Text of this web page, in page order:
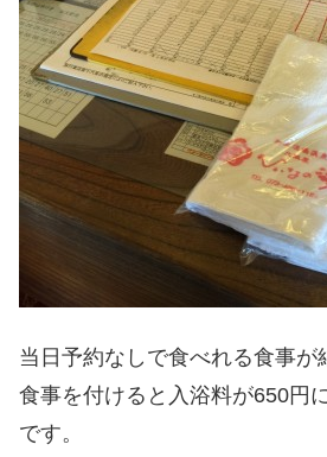
当日予約なしで食べれる食事が
食事を付けると入浴料が650円
です。